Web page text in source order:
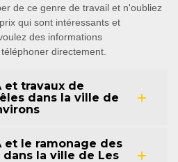
de ce genre de travail et n'oubliez
qui sont intéressants et
des informations
directement.
et travaux de
dans la ville de
et le ramonage des
la ville de Les